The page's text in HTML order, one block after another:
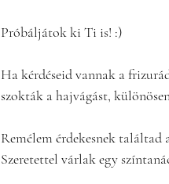
Próbáljátok ki Ti is! :)
Ha kérdéseid vannak a
szokták a hajvágást,
Remélem érdekesnek találtad
Szeretettel várlak egy